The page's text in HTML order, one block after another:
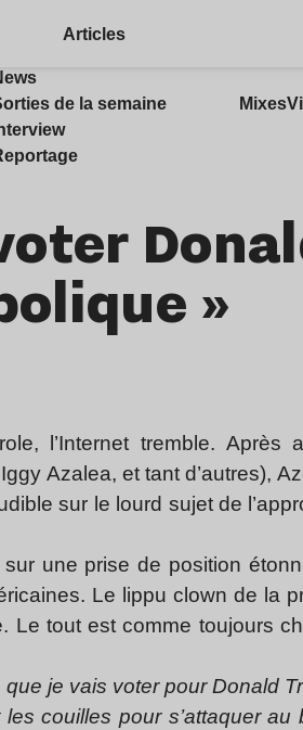
Articles
de la semaine
Mixes
»
l’Internet tremble. Après
Azalea, et tant d’autres),
sur le lourd sujet de
une prise de position
Le lippu clown de la
Le tout est comme toujours
je vais voter pour Donald
couilles pour s’attaquer